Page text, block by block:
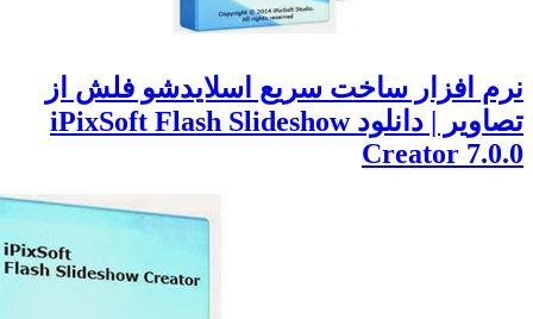
افزار ساخت سریع اسلایدشو فلش از
تصاویر | دانلود iPixSoft Flash Slideshow
Creator